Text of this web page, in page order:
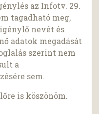
az Infotv. 29.
tagadható meg,
nevét és
adatok megadását
szerint nem
a
sem.
is köszönöm.